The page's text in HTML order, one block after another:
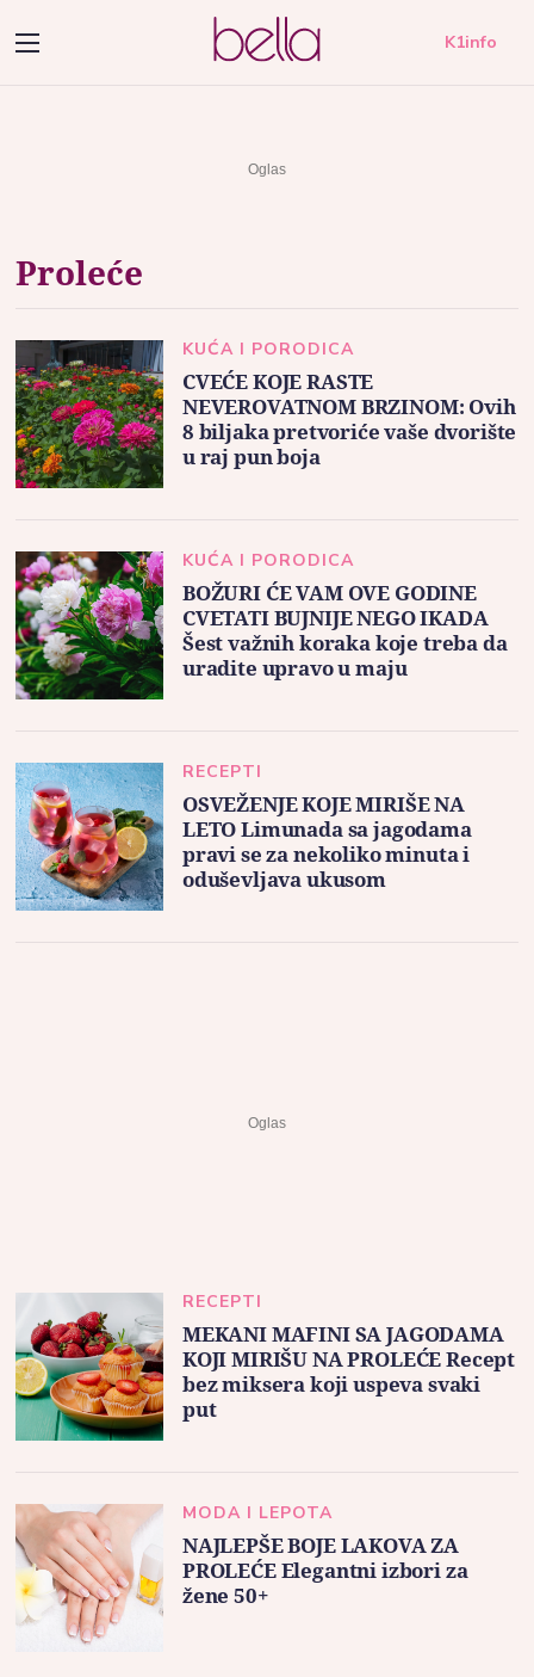
K1info
Proleće
KUĆA I PORODICA
CVEĆE KOJE RASTE
NEVEROVATNOM BRZINOM: Ovih
8 biljaka pretvoriće vaše dvorište
u raj pun boja
KUĆA I PORODICA
BOŽURI ĆE VAM OVE GODINE
CVETATI BUJNIJE NEGO IKADA
Šest važnih koraka koje treba da
uradite upravo u maju
RECEPTI
OSVEŽENJE KOJE MIRIŠE NA
LETO Limunada sa jagodama
pravi se za nekoliko minuta i
oduševljava ukusom
RECEPTI
MEKANI MAFINI SA JAGODAMA
KOJI MIRIŠU NA PROLEĆE Recept
bez miksera koji uspeva svaki
put
MODA I LEPOTA
NAJLEPŠE BOJE LAKOVA ZA
PROLEĆE Elegantni izbori za
žene 50+